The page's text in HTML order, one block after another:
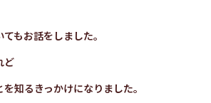
もお話をしました。
ど
知るきっかけになりました。